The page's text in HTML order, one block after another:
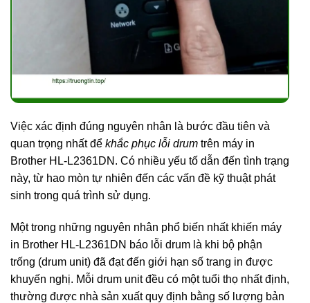
Việc xác định đúng nguyên nhân là bước đầu tiên và
quan trọng nhất để khắc phục lỗi drum trên máy in
Brother HL-L2361DN. Có nhiều yếu tố dẫn đến tình trạng
này, từ hao mòn tự nhiên đến các vấn đề kỹ thuật phát
sinh trong quá trình sử dụng.
Một trong những nguyên nhân phổ biến nhất khiến máy
in Brother HL-L2361DN báo lỗi drum là khi bộ phận
trống (drum unit) đã đạt đến giới hạn số trang in được
khuyến nghị. Mỗi drum unit đều có một tuổi thọ nhất định,
thường được nhà sản xuất quy định bằng số lượng bản